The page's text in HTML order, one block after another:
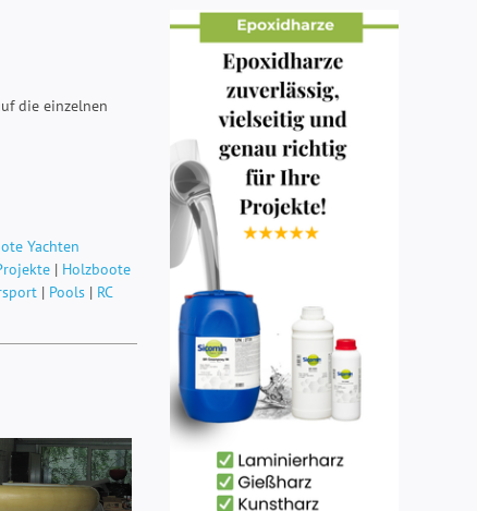
die einzelnen
Yachten
| Holzboote
| Pools | RC